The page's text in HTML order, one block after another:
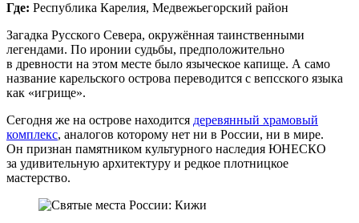
Где: Республика Карелия, Медвежьегорский район
Загадка Русского Севера, окружённая таинственными
легендами. По иронии судьбы, предположительно
в древности на этом месте было языческое капище. А само
название карельского острова переводится с вепсского языка
как «игрище».
Сегодня же на острове находится деревянный храмовый
комплекс, аналогов которому нет ни в России, ни в мире.
Он признан памятником культурного наследия ЮНЕСКО
за удивительную архитектуру и редкое плотницкое
мастерство.